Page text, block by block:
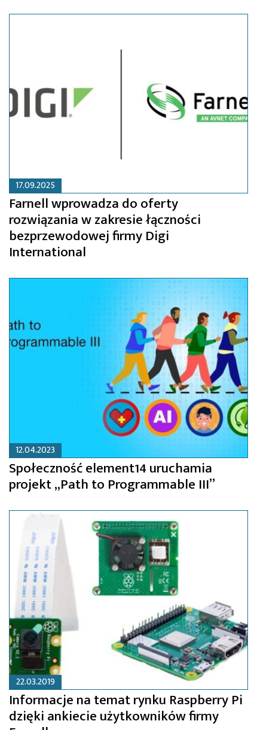
17.09.2025
Farnell wprowadza do oferty
rozwiązania w zakresie łączności
bezprzewodowej firmy Digi
International
12.04.2023
Społeczność element14 uruchamia
projekt „Path to Programmable III”
22.03.2019
Informacje na temat rynku Raspberry Pi
dzięki ankiecie użytkowników firmy